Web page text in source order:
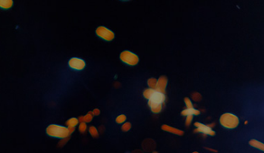
海道札幌市北区新川三条20-1-23
：011-788-4526